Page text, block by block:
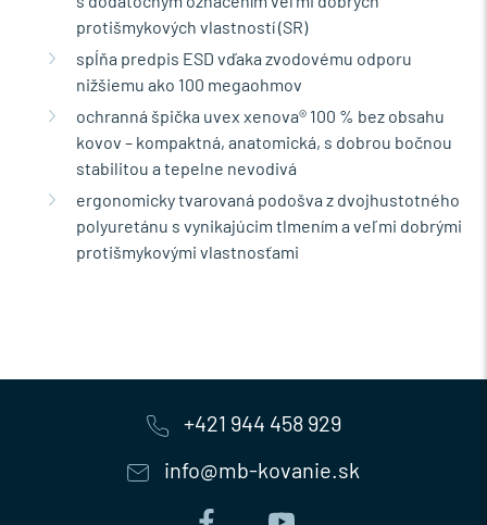
protišmykových vlastností (SR)
spĺňa predpis ESD vďaka zvodovému odporu
nižšiemu ako 100 megaohmov
ochranná špička uvex xenova® 100 % bez obsahu
kovov – kompaktná, anatomická, s dobrou bočnou
stabilitou a tepelne nevodivá
ergonomicky tvarovaná podošva z dvojhustotného
polyuretánu s vynikajúcim tlmením a veľmi dobrými
protišmykovými vlastnosťami
+421 944 458 929
info@mb-kovanie.sk